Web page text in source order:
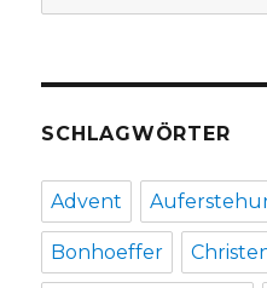
nach:
SCHLAGWÖRTER
Advent
Bonhoeffer